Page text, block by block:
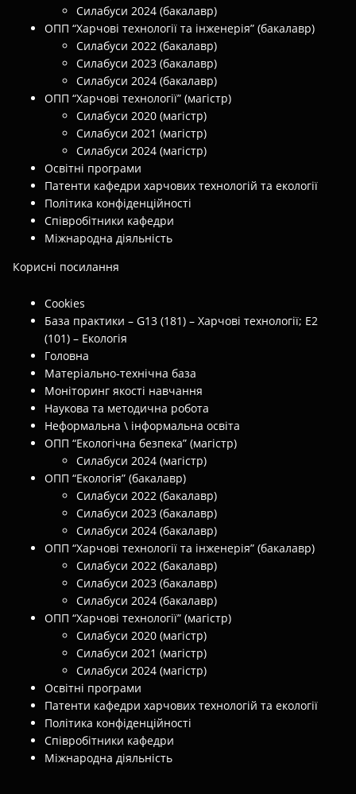
Силабуси 2024 (бакалавр)
ОПП “Харчові технології та інженерія” (бакалавр)
Силабуси 2022 (бакалавр)
Силабуси 2023 (бакалавр)
Силабуси 2024 (бакалавр)
ОПП “Харчові технології” (магістр)
Силабуси 2020 (магістр)
Силабуси 2021 (магістр)
Силабуси 2024 (магістр)
Освітні програми
Патенти кафедри харчових технологій та екології
Політика конфіденційності
Співробітники кафедри
Міжнародна діяльність
Корисні посилання
Cookies
База практики – G13 (181) – Харчові технології; E2
(101) – Екологія
Головна
Матеріально-технічна база
Моніторинг якості навчання
Наукова та методична робота
Неформальна \ інформальна освіта
ОПП “Екологічна безпека” (магістр)
Силабуси 2024 (магістр)
ОПП “Екологія” (бакалавр)
Силабуси 2022 (бакалавр)
Силабуси 2023 (бакалавр)
Силабуси 2024 (бакалавр)
ОПП “Харчові технології та інженерія” (бакалавр)
Силабуси 2022 (бакалавр)
Силабуси 2023 (бакалавр)
Силабуси 2024 (бакалавр)
ОПП “Харчові технології” (магістр)
Силабуси 2020 (магістр)
Силабуси 2021 (магістр)
Силабуси 2024 (магістр)
Освітні програми
Патенти кафедри харчових технологій та екології
Політика конфіденційності
Співробітники кафедри
Міжнародна діяльність